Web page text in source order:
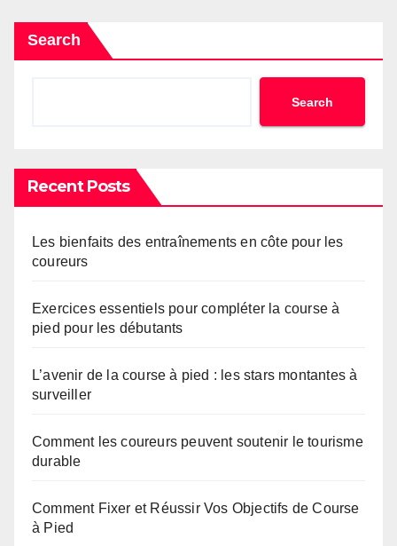
Search
Search
Recent Posts
Les bienfaits des entraînements en côte pour les
coureurs
Exercices essentiels pour compléter la course à
pied pour les débutants
L’avenir de la course à pied : les stars montantes à
surveiller
Comment les coureurs peuvent soutenir le tourisme
durable
Comment Fixer et Réussir Vos Objectifs de Course
à Pied